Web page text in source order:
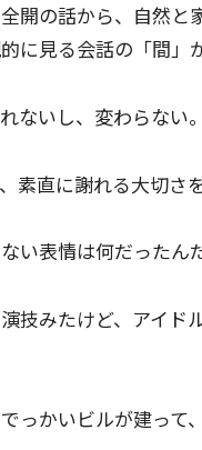
開の話から、自然
に見る会話の「間」
ないし、変わらない。
素直に謝れる大切さ
い表情は何だったん
技みたけど、アイド
っかいビルが建って